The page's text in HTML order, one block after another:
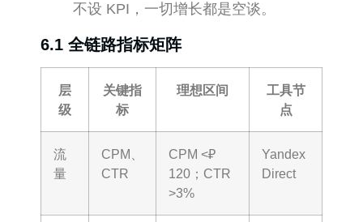
不设 KPI，一切增长都是空谈。
6.1 全链路指标矩阵
层
级
关键指
标
理想区间
工具节
点
流
量
CPM、
CTR
CPM <₽
120；CTR
>3%
Yandex
Direct